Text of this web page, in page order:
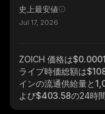
史上最安値
Jul 17, 2026
ZOICH 価格は
ライブ時価総額は
インの流通供給量と
よび$403.58の24時